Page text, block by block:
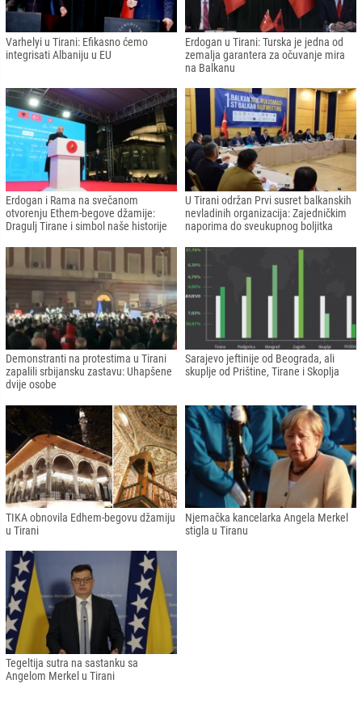
Varhelyi u Tirani: Efikasno ćemo
integrisati Albaniju u EU
Erdogan u Tirani: Turska je jedna od
zemalja garantera za očuvanje mira
na Balkanu
Erdogan i Rama na svečanom
otvorenju Ethem-begove džamije:
Dragulj Tirane i simbol naše historije
U Tirani održan Prvi susret balkanskih
nevladinih organizacija: Zajedničkim
naporima do sveukupnog boljitka
Demonstranti na protestima u Tirani
zapalili srbijansku zastavu: Uhapšene
dvije osobe
Sarajevo jeftinije od Beograda, ali
skuplje od Prištine, Tirane i Skoplja
TIKA obnovila Edhem-begovu džamiju
u Tirani
Njemačka kancelarka Angela Merkel
stigla u Tiranu
Tegeltija sutra na sastanku sa
Angelom Merkel u Tirani